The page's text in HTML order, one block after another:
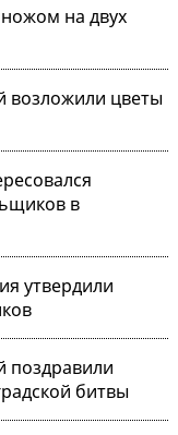
на двух
возложили цветы
в
утвердили
поздравили
битвы